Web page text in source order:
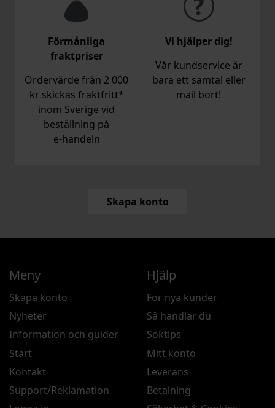
Förmånliga
fraktpriser
Ordervärde från 2 000
kr skickas fraktfritt*
inom Sverige vid
beställning på
e‑handeln
Vi hjälper dig!
Vår kundservice är
bara ett samtal eller
mail bort!
Skapa konto
Meny
Skapa konto
Nyheter
Information och guider
Start
Kontakt
Support/Reklamation
Hjälp
För nya kunder
Så handlar du
Söktips
Mitt konto
Leverans
Betalning